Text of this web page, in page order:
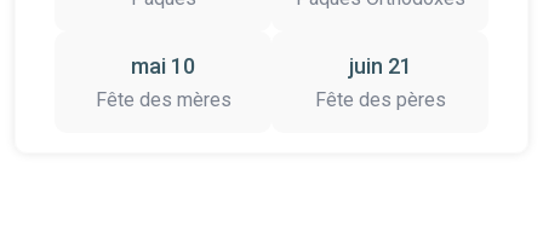
mai 10
Fête des mères
juin 21
Fête des pères